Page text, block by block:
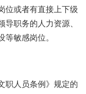
位或者有直接上下级
职务的人力资源、
敏感岗位。
职人员条例》规定的